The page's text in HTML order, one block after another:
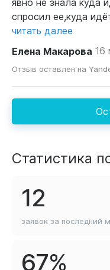
спросил ее,куда
читать далее
Елена Макарова 16
Отзыв оставлен на
Статистика
12
заявок за последний
67%